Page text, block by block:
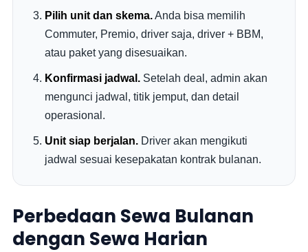
Pilih unit dan skema.Anda bisa memilih
Commuter, Premio, driver saja, driver + BBM,
atau paket yang disesuaikan.
Konfirmasi jadwal. Setelah deal, admin akan
mengunci jadwal, titik jemput, dan detail
operasional.
Unit siap berjalan. Driver akan mengikuti
jadwal sesuai kesepakatan kontrak bulanan.
Perbedaan Sewa Bulanan
dengan Sewa Harian